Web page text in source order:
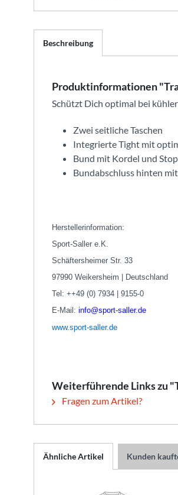
Beschreibung
Produktinformationen
Schützt Dich optimal bei
Zwei seitliche Taschen
Integrierte Tight mit
Bund mit Kordel und
Bundabschluss hinten
Herstellerinformation:
Sport-Saller e.K.
Schäftersheimer Str. 33
97990 Weikersheim | Deutschland
Tel: ++49 (0) 7934 | 9155-0
E-Mail: info@sport-saller.de
www.sport-saller.de
Weiterführende Links zu
Fragen zum Artikel?
Ähnliche Artikel Kunden